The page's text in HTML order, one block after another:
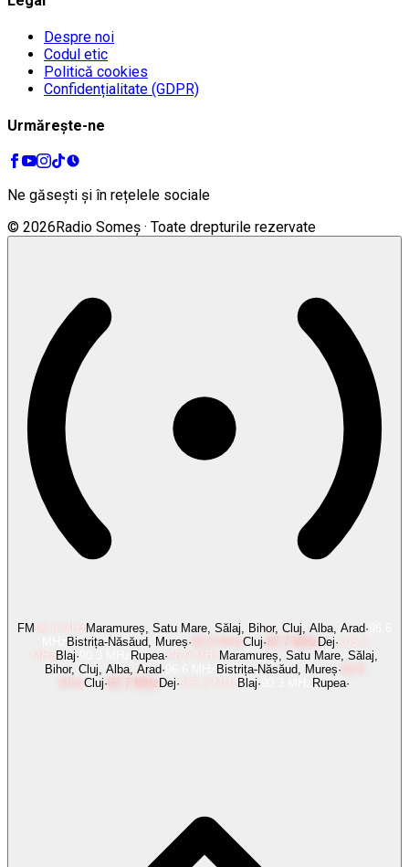
Despre noi
Codul etic
Politică cookies
Confidențialitate (GDPR)
Urmărește-ne
Ne găsești și în rețelele sociale
© 2026 Radio Someș · Toate drepturile rezervate
FM Maramureș, Satu Mare, Sălaj, Bihor, Cluj, Alba, Arad·
Bistrița-Năsăud, Mureș· Cluj· 87.7 MHz Dej·
Blaj· Rupea·
Maramureș, Satu Mare, Sălaj,
Bihor, Cluj, Alba, Arad· Bistrița-Năsăud, Mureș·
Cluj· 87.7 MHz Dej· Blaj· Rupea·